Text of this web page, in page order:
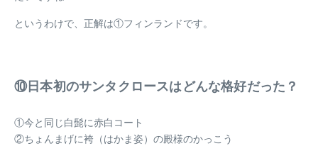
というわけで、正解は①フィンランドです。
⑩日本初のサンタクロースはどんな格好だった？
①今と同じ白髭に赤白コート
②ちょんまげに袴（はかま姿）の殿様のかっこう